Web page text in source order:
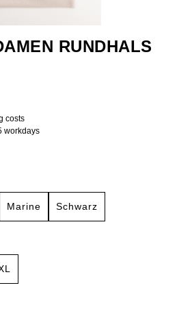
RUNDHALS
costs
workdays
is currently unavailable.)
Marine Schwarz
unavailable.)